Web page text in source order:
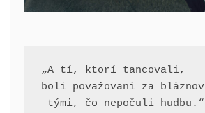
„A tí, ktorí tancovali,
boli považovaní za bláznov
tými, čo nepočuli hudbu.“